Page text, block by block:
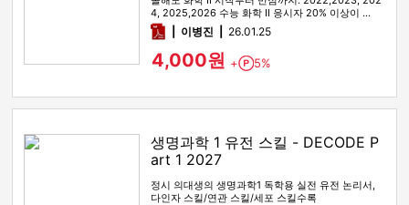
4, 2025,2026 수능 화학 II 응시자 20% 이상이 …
pdf이병진 26.01.25
4,000원 + Point
5%
생명과학 1 유전 스킬 - DECODE P
art 1 2027
정시 의대생의 생명과학1 독학용 실전 유전 논리서,
다인자 스킬/연관 스킬/세포 스킬수록